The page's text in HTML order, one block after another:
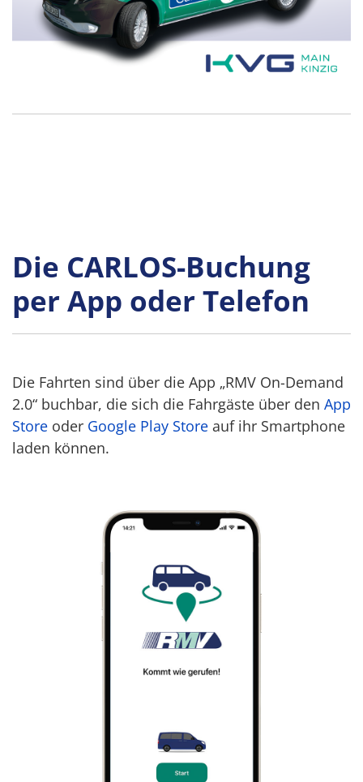
Die CARLOS-Buchung
per App oder Telefon
Die Fahrten sind über die App „RMV On-Demand
2.0“ buchbar, die sich die Fahrgäste über den App
Store oder Google Play Store auf ihr Smartphone
laden können.